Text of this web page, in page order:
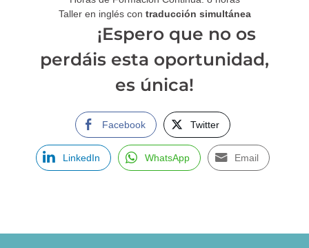
Taller en inglés con traducción simultánea
¡Espero que no os
perdáis esta oportunidad,
es única!
Facebook Twitter
LinkedIn WhatsApp Email